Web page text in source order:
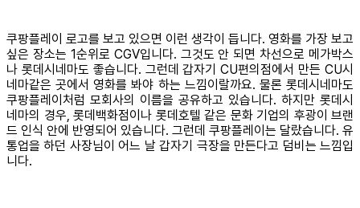
쿠팡플레이 로고를 보고 있으면 이런 생각이 듭니다. 영화를 가장 보고
싶은 장소는 1순위로 CGV입니다. 그것도 안 되면 차선으로 메가박스
나 롯데시네마도 좋습니다. 그런데 갑자기 CU편의점에서 만든 CU시
네마같은 곳에서 영화를 봐야 하는 느낌이랄까요. 물론 롯데시네마도
쿠팡플레이처럼 모회사의 이름을 공유하고 있습니다. 하지만 롯데시
네마의 경우, 롯데백화점이나 롯데호텔 같은 문화 기업의 후광이 브랜
드 인식 안에 반영되어 있습니다. 그런데 쿠팡플레이는 달랐습니다. 유
통업을 하던 사장님이 어느 날 갑자기 극장을 만든다고 덤비는 느낌입
니다.